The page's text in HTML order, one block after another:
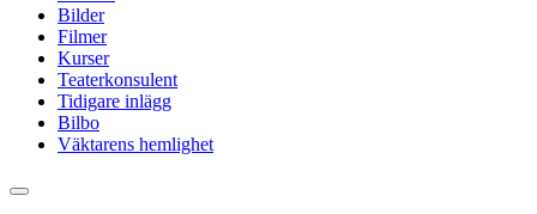
Bilder
Filmer
Kurser
Teaterkonsulent
Tidigare inlägg
Bilbo
Väktarens hemlighet